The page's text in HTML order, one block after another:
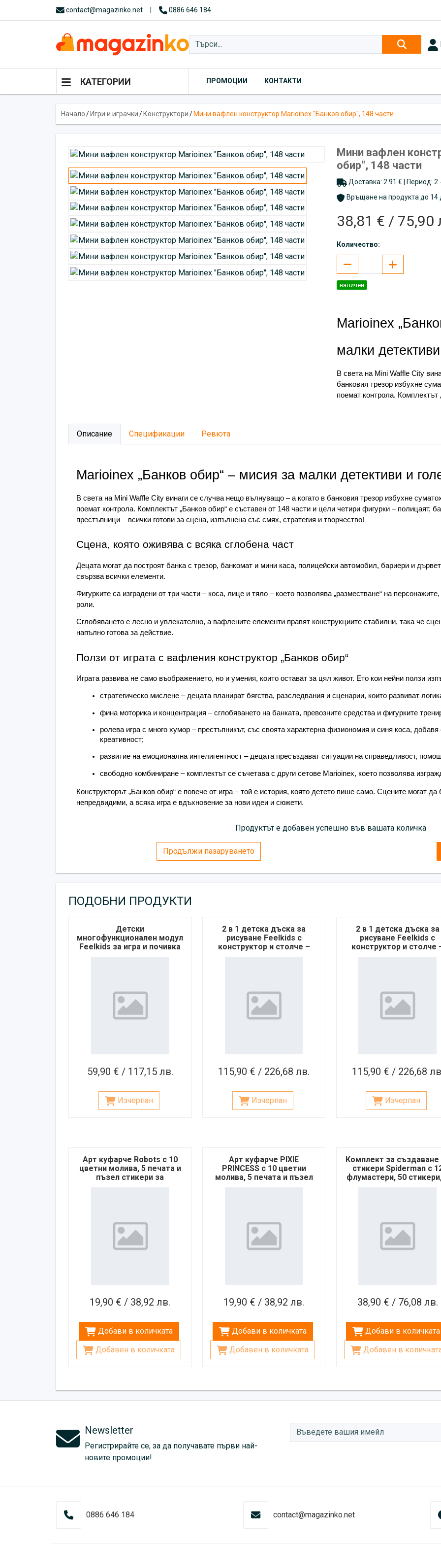
contact@magazinko.net 0886 646 184
КАТЕГОРИИ ПРОМОЦИИ КОНТАКТИ
Начало/ Игри и играчки/ Конструктори/ Мини вафлен конструктор Marioinex "Банков обир", 148 части
Мини вафлен
обир", 148 части
Доставка: 2.91 € | Период: 2
Връщане на продукта до 14
38,81 € / 75,90
Количество:
наличен
Marioinex
малки
В света на Mini Waffle City
банковия трезор избухне
поемат контрола. Комплектът
Децата могат да построят
полицейски автомобил,
която свързва всички
Фигурките са изградени от
„разместване“ на
конструкциите стабилни,
Ползи от играта с
обир“
сценарии, които
фина моторика и
физиономия и синя
развитие на
сътрудничество;
свободно комбиниране
детето пише само. Сцените
напълно непредвидими, а
Описание Спецификации Ревюта
Marioinex „Банков обир“ – мисия за малки детективи и
В света на Mini Waffle City винаги се случва нещо вълнуващо – а когато в банковия трезор избухне
поемат контрола. Комплектът „Банков обир“ е съставен от 148 части и цели четири фигурки – полицаят,
престъпници – всички готови за сцена, изпълнена със смях, стратегия и творчество!
Сцена, която оживява с всяка сглобена част
Децата могат да построят банка с трезор, банкомат и мини каса, полицейски автомобил, бариери и
свързва всички елементи.
Фигурките са изградени от три части – коса, лице и тяло – което позволява „разместване“ на
роли.
Сглобяването е лесно и увлекателно, а вафлените елементи правят конструкциите стабилни, така че
напълно готова за действие.
Ползи от играта с вафления конструктор „Банков обир“
Играта развива не само въображението, но и умения, които остават за цял живот. Ето кои нейни ползи
стратегическо мислене – децата планират бягства, разследвания и сценарии, които развиват
фина моторика и концентрация – сглобяването на банката, превозните средства и фигурките
ролева игра с много хумор – престъпникът, със своята характерна физиономия и синя коса,
креативност;
развитие на емоционална интелигентност – децата пресъздават ситуации на справедливост,
свободно комбиниране – комплектът се съчетава с други сетове Marioinex, което позволява
Конструкторът „Банков обир“ е повече от игра – той е история, която детето пише само. Сцените могат
непредвидими, а всяка игра е вдъхновение за нови идеи и сюжети.
Продуктът е добавен успешно във вашата количка
Продължи пазаруването
ПОДОБНИ ПРОДУКТИ
Детски
многофункционален модул
Feelkids за игра и почивка
59,90 € / 117,15 лв.
Изчерпан
2 в 1 детска дъска за
рисуване Feelkids с
конструктор и столче –
115,90 € / 226,68 лв.
Изчерпан
2 в 1 детска дъска за
рисуване Feelkids с
конструктор и столче
115,90 € / 226,68
Изчерпан
Арт куфарче Robots с 10
цветни молива, 5 печата и
пъзел стикери за
19,90 € / 38,92 лв.
Добави в количката
Добавен в количката
Арт куфарче PIXIE
PRINCESS с 10 цветни
молива, 5 печата и пъзел
19,90 € / 38,92 лв.
Добави в количката
Добавен в количката
Комплект за създаване
стикери Spiderman с
флумастери, 50
38,90 € / 76,08 лв.
Добави в количката
Добавен в
Newsletter
Регистрирайте се, за да получавате първи най-
новите промоции!
0886 646 184 contact@magazinko.net